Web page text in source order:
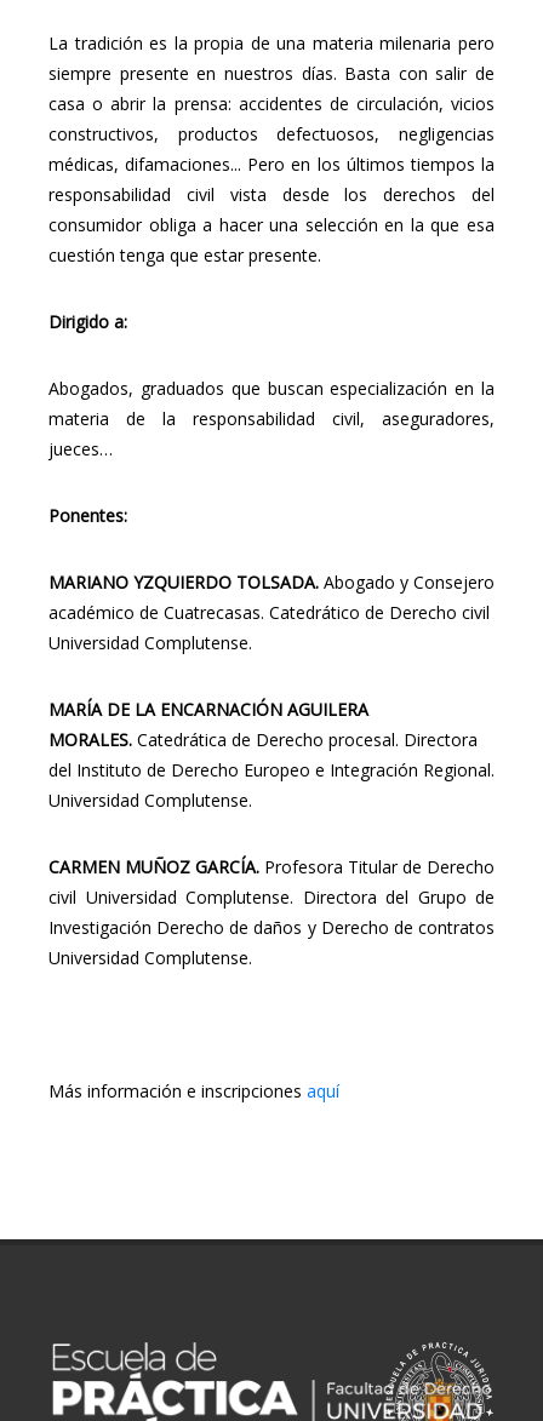
La tradición es la propia de una materia milenaria pero
siempre presente en nuestros días. Basta con salir de
casa o abrir la prensa: accidentes de circulación, vicios
constructivos, productos defectuosos, negligencias
médicas, difamaciones... Pero en los últimos tiempos la
responsabilidad civil vista desde los derechos del
consumidor obliga a hacer una selección en la que esa
cuestión tenga que estar presente.
Dirigido a:
Abogados, graduados que buscan especialización en la
materia de la responsabilidad civil, aseguradores,
jueces…
Ponentes:
MARIANO YZQUIERDO TOLSADA. Abogado y Consejero
académico de Cuatrecasas. Catedrático de Derecho civil
Universidad Complutense.
MARÍA DE LA ENCARNACIÓN AGUILERA
MORALES. Catedrática de Derecho procesal. Directora
del Instituto de Derecho Europeo e Integración Regional.
Universidad Complutense.
CARMEN MUÑOZ GARCÍA. Profesora Titular de Derecho
civil Universidad Complutense. Directora del Grupo de
Investigación Derecho de daños y Derecho de contratos
Universidad Complutense.
Más información e inscripciones aquí